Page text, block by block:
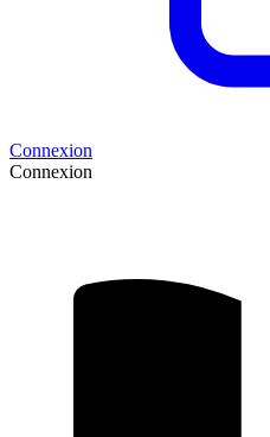
Connexion
Connexion